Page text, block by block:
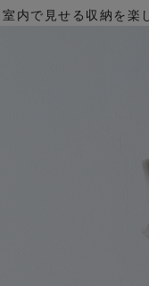
内で見せる収納を楽